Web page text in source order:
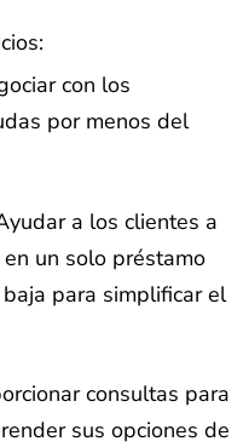
con los
por menos del
a los clientes a
un solo préstamo
para simplificar el
consultas para
sus opciones de